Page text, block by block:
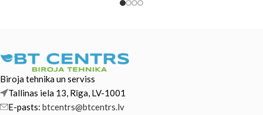
Biroja tehnika un serviss
Tallinas iela 13, Rīga, LV-1001
E-pasts: btcentrs@btcentrs.lv